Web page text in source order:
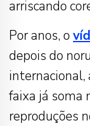
arriscando
Por anos, o
depois do
internacional,
faixa já soma
reproduções